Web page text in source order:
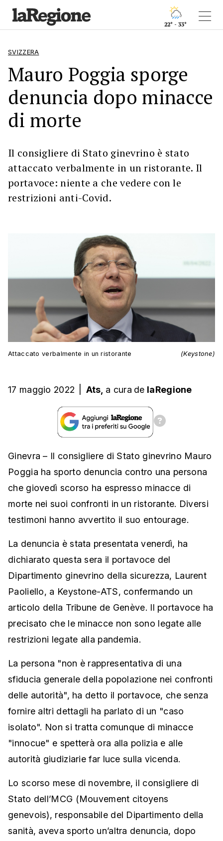
22° - 33°
SVIZZERA
Mauro Poggia sporge
denuncia dopo minacce
di morte
Il consigliere di Stato ginevrino è stato
attaccato verbalmente in un ristorante. Il
portavoce: niente a che vedere con le
restrizioni anti-Covid.
Attaccato verbalmente in un ristorante (Keystone)
17 maggio 2022 Ats, a cura de laRegione
Ginevra – Il consigliere di Stato ginevrino Mauro
Poggia ha sporto denuncia contro una persona
che giovedì scorso ha espresso minacce di
morte nei suoi confronti in un ristorante. Diversi
testimoni hanno avvertito il suo entourage.
La denuncia è stata presentata venerdì, ha
dichiarato questa sera il portavoce del
Dipartimento ginevrino della sicurezza, Laurent
Paoliello, a Keystone-ATS, confermando un
articolo della Tribune de Genève. Il portavoce ha
precisato che le minacce non sono legate alle
restrizioni legate alla pandemia.
La persona "non è rappresentativa di una
sfiducia generale della popolazione nei confronti
delle autorità", ha detto il portavoce, che senza
fornire altri dettagli ha parlato di un "caso
isolato". Non si tratta comunque di minacce
"innocue" e spetterà ora alla polizia e alle
autorità giudiziarie far luce sulla vicenda.
Lo scorso mese di novembre, il consigliere di
Stato dell’MCG (Mouvement citoyens
genevois), responsabile del Dipartimento della
sanità, aveva sporto un’altra denuncia, dopo